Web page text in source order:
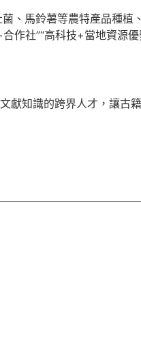
、馬鈴薯等農特產品種植
作社”“高科技+當地資源
知識的跨界人才，讓古